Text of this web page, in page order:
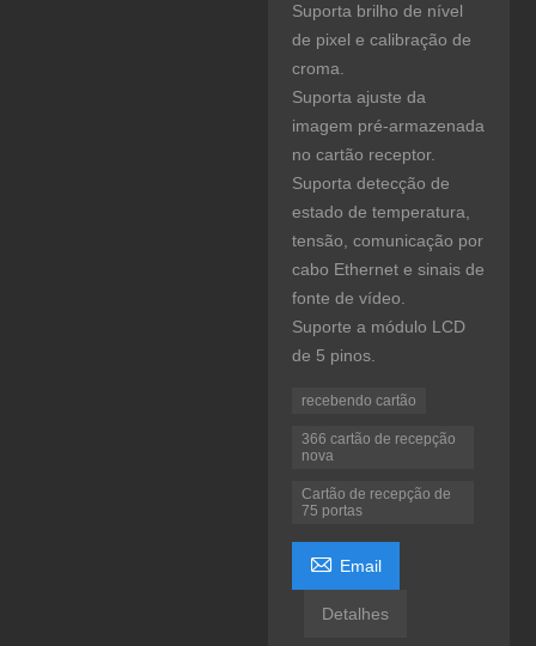
Suporta brilho de nível
de pixel e calibração de
croma.
Suporta ajuste da
imagem pré-armazenada
no cartão receptor.
Suporta detecção de
estado de temperatura,
tensão, comunicação por
cabo Ethernet e sinais de
fonte de vídeo.
Suporte a módulo LCD
de 5 pinos.
recebendo cartão
366 cartão de recepção
nova
Cartão de recepção de
75 portas
 Email
Detalhes